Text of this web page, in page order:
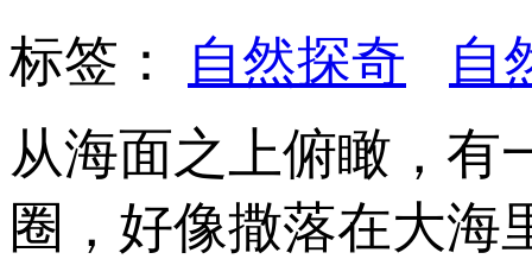
标签：
自然探奇
自
从海面之上俯瞰，有
圈，好像撒落在大海